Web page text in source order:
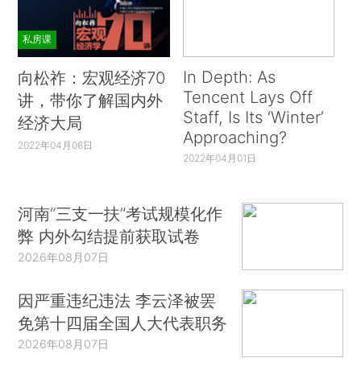
私房课
向松祚：宏观经济70
讲，带你了解国内外
经济大局
2022年04月06日
In Depth: As
Tencent Lays Off
Staff, Is Its ‘Winter’
Approaching?
2022年04月01日
河南“三支一扶”考试规模化作
弊 内外勾结提前获取试卷
2026年08月07日
因严重违纪违法 李云泽被罢
免第十四届全国人大代表职务
2026年08月07日